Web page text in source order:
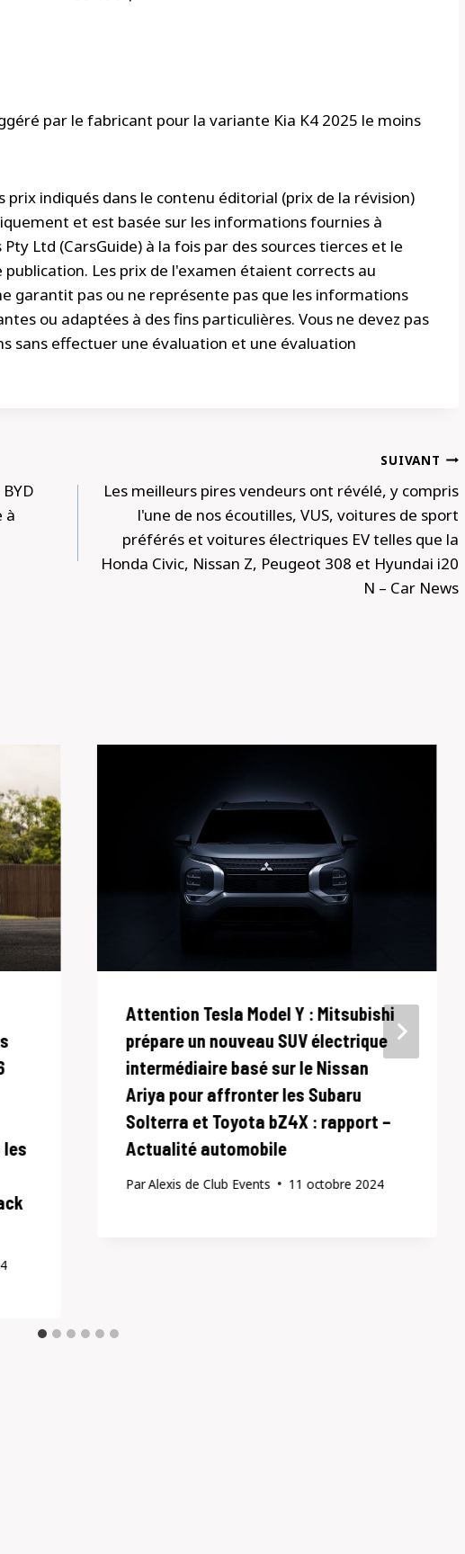
par le fabricant pour la variante Kia K4 2025 le moins
indiqués dans le contenu éditorial (prix de la révision)
et est basée sur les informations fournies à
Ltd (CarsGuide) à la fois par des sources tierces et le
Les prix de l'examen étaient corrects au
garantit pas ou ne représente pas que les informations
ou adaptées à des fins particulières. Vous ne devez pas
sans effectuer une évaluation et une évaluation
à
SUIVANT
Les meilleurs pires vendeurs ont révélé, y compris
l'une de nos écoutilles, VUS, voitures de sport
préférés et voitures électriques EV telles que la
Honda Civic, Nissan Z, Peugeot 308 et Hyundai i20
N – Car News
les
Attention Tesla Model Y : Mitsubishi
prépare un nouveau SUV électrique
intermédiaire basé sur le Nissan
Ariya pour affronter les Subaru
Solterra et Toyota bZ4X : rapport –
Actualité automobile
ParAlexis de Club Events 11 octobre 2024